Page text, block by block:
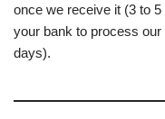
once we receive it (3 to
your bank to process
days).